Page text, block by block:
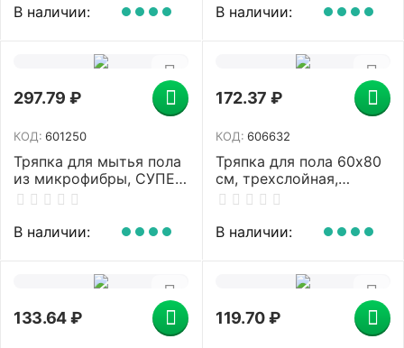
"Эконом" LAIMA,
В наличии:
В наличии:
297.79 ₽
КОД: 601250
Тряпка для мытья пола
из микрофибры, СУПЕР
ПЛОТНАЯ, 70х80 см,
601250
В наличии:
172.37 ₽
КОД: 606632
Тряпка для пола 60х80
см, трехслойная,
нитепрошивная
100% хлопок, LAIMA,
В наличии:
133.64₽ 119.70₽